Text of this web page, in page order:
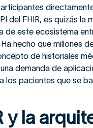
del FHIR, es quizás la
de este ecosistema
hecho que millones
de historiales
demanda de
los pacientes que se
y la